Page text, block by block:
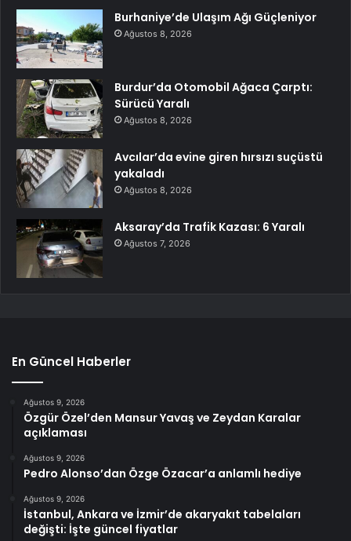
Burhaniye’de Ulaşım Ağı Güçleniyor
Ağustos 8, 2026
Burdur’da Otomobil Ağaca Çarptı:
Sürücü Yaralı
Ağustos 8, 2026
Avcılar’da evine giren hırsızı suçüstü
yakaladı
Ağustos 8, 2026
Aksaray’da Trafik Kazası: 6 Yaralı
Ağustos 7, 2026
En Güncel Haberler
Ağustos 9, 2026
Özgür Özel’den Mansur Yavaş ve Zeydan Karalar
açıklaması
Ağustos 9, 2026
Pedro Alonso’dan Özge Özacar’a anlamlı hediye
Ağustos 9, 2026
İstanbul, Ankara ve İzmir’de akaryakıt tabelaları
değişti: İşte güncel fiyatlar